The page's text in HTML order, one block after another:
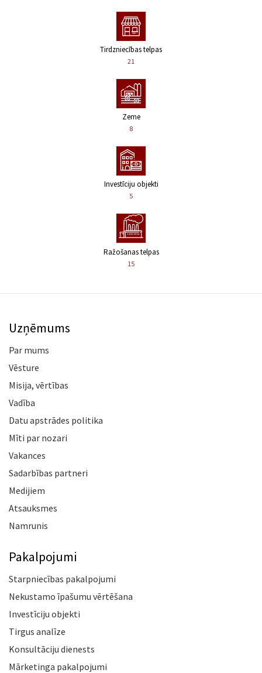
Tirdzniecības telpas
21
Zeme
8
Investīciju objekti
5
Ražošanas telpas
15
Uzņēmums
Par mums
Vēsture
Misija, vērtības
Vadība
Datu apstrādes politika
Mīti par nozari
Vakances
Sadarbības partneri
Medijiem
Atsauksmes
Namrunis
Pakalpojumi
Starpniecības pakalpojumi
Nekustamo īpašumu vērtēšana
Investīciju objekti
Tirgus analīze
Konsultāciju dienests
Mārketinga pakalpojumi